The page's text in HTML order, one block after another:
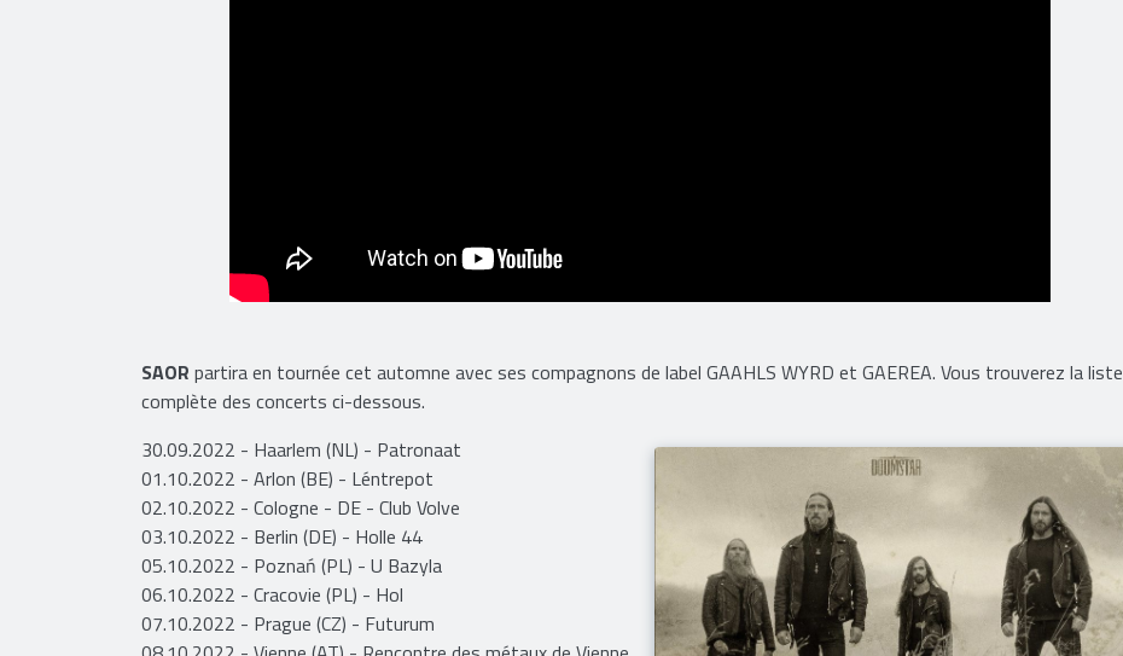
SAOR partira en tournée cet automne avec ses compagnons de label GAAHLS WYRD et GAEREA. Vous trouverez la liste
complète des concerts ci-dessous.
30.09.2022 - Haarlem (NL) - Patronaat
01.10.2022 - Arlon (BE) - Léntrepot
02.10.2022 - Cologne - DE - Club Volve
03.10.2022 - Berlin (DE) - Holle 44
05.10.2022 - Poznań (PL) - U Bazyla
06.10.2022 - Cracovie (PL) - Hol
07.10.2022 - Prague (CZ) - Futurum